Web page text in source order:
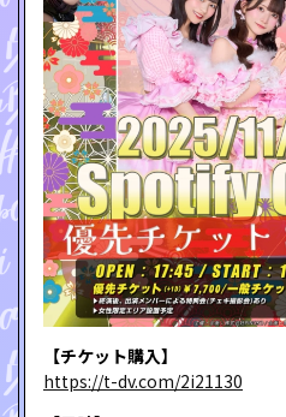
【チケット購入】
https://t-dv.com/2i21130